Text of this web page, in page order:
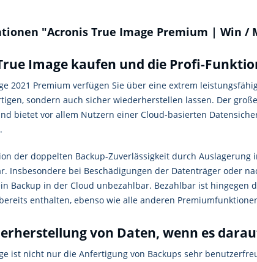
"Acronis True Image Premium | Win /
Image kaufen und die Profi-
2021 Premium verfügen Sie über eine extrem
sondern auch sicher wiederherstellen lassen. Der
bietet vor allem Nutzern einer Cloud-basierten
der doppelten Backup-Zuverlässigkeit durch
Insbesondere bei Beschädigungen der Datenträger oder
Backup in der Cloud unbezahlbar. Bezahlbar ist
enthalten, ebenso wie alle anderen
von Daten, wenn es
ist nicht nur die Anfertigung von Backups sehr